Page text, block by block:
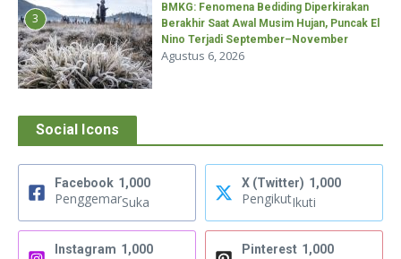
3
BMKG: Fenomena Bediding Diperkirakan
Berakhir Saat Awal Musim Hujan, Puncak El
Nino Terjadi September–November
Agustus 6, 2026
Social Icons
Facebook 1,000
PenggemarSuka
X (Twitter) 1,000
PengikutIkuti
Instagram 1,000 Pinterest 1,000